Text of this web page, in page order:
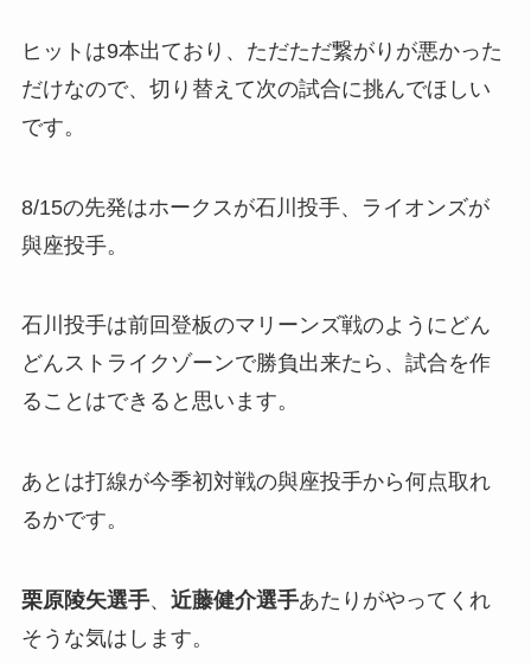
ヒットは9本出ており、ただただ繋がりが悪かった
だけなので、切り替えて次の試合に挑んでほしい
です。
8/15の先発はホークスが石川投手、ライオンズが
與座投手。
石川投手は前回登板のマリーンズ戦のようにどん
どんストライクゾーンで勝負出来たら、試合を作
ることはできると思います。
あとは打線が今季初対戦の與座投手から何点取れ
るかです。
栗原陵矢選手、 近藤健介選手あたりがやってくれ
そうな気はします。